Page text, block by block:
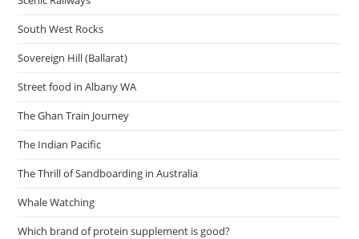
South West Rocks
Sovereign Hill (Ballarat)
Street food in Albany WA
The Ghan Train Journey
The Indian Pacific
The Thrill of Sandboarding in Australia
Whale Watching
Which brand of protein supplement is good?